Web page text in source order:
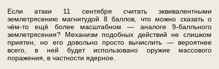
Если атаки 11 сентября считать эквивалентными
землетрясению магнитудой 8 баллов, что можно сказать о
чём-то ещё более масштабном — аналоге 9-балльного
землетрясения? Механизм подобных действий не слишком
приятен, но его довольно просто вычислить — вероятнее
всего, в ней будет использовано оружие массового
поражения, в частности ядерное.